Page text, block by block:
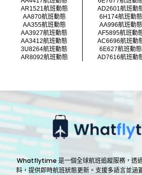
AR1521航班動態
AD2601航班動
AA870航班動態
6H174航班動態
AA355航班動態
AA996航班動態
AA3927航班動態
AF5895航班動
AA3412航班動態
AC6696航班動
3U8264航班動態
6E627航班動態
AR8092航班動態
AD7616航班動
Whatflytime 是一個全球航班追蹤服務，透
料，提供即時航班狀態更新。支援多語言並涵